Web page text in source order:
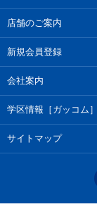
店舗のご案内
新規会員登録
会社案内
学区情報［ガッコム］
サイトマップ